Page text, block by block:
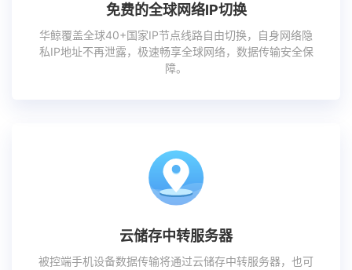
免费的全球网络IP切换
华鲸覆盖全球40+国家IP节点线路自由切换，自身网络隐
私IP地址不再泄露，极速畅享全球网络，数据传输安全保
障。
云储存中转服务器
被控端手机设备数据传输将通过云储存中转服务器，也可